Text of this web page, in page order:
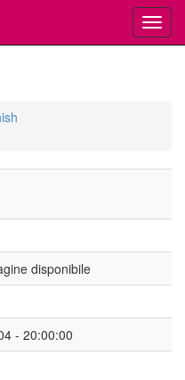
disponibile
- 20:00:00